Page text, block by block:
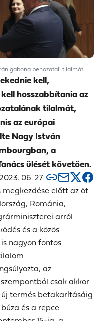
gabona behozatali tilalmát
kell,
hosszabbítania az
tilalmát,
az európai
Nagy István
a
ülését követően.
2023. 06. 27.
előtt az öt
Románia,
arról
és a közös
nagyon fontos
az
csak akkor
termés betakarításáig
és a repce